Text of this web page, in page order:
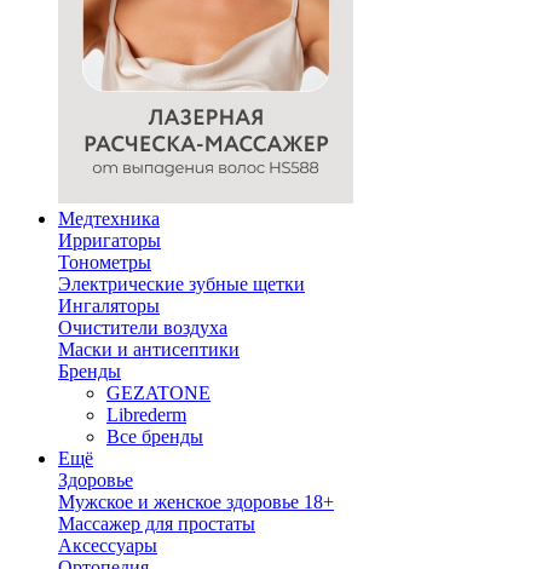
Медтехника
Ирригаторы
Тонометры
Электрические зубные щетки
Ингаляторы
Очистители воздуха
Маски и антисептики
Бренды
GEZATONE
Librederm
Все бренды
Ещё
Здоровье
Мужское и женское здоровье 18+
Массажер для простаты
Аксессуары